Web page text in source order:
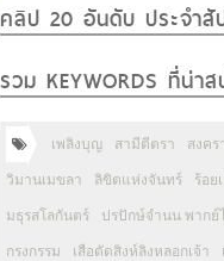
คลิป 20 อันดับ ประจำสั
รวม KEYWORDS ที่น่าส
เพลิงบุญ สามีตีตรา สงค
วิมานเมขลา ลิขิตแห่งจันทร์ ร้อย
มธุรสโลกันตร์ ปรปักษ์จำนน พากย์
กรงกรรม เสือตัดสิงห์ลิงหลอกเจ้า